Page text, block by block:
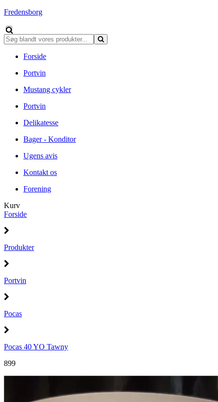
Fredensborg
Forside
Portvin
Mustang cykler
Portvin
Delikatesse
Bager - Konditor
Ugens avis
Kontakt os
Forening
Kurv
Forside
Produkter
Portvin
Pocas
Pocas 40 YO Tawny
899